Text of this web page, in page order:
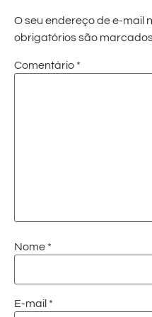
O seu endereço de e-mail
obrigatórios são
Comentário *
Nome *
E-mail *